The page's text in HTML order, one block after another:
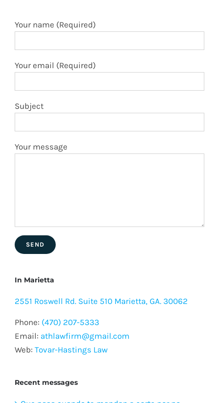
Your name (Required)
Your email (Required)
Subject
Your message
In Marietta
2551 Roswell Rd. Suite 510 Marietta, GA. 30062
Phone: (470) 207-5333
Email: athlawfirm@gmail.com
Web: Tovar-Hastings Law
Recent messages